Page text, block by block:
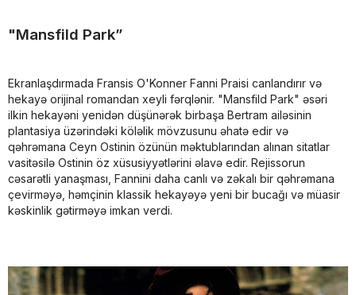
"Mansfild Park”
Ekranlaşdırmada Fransis O'Konner Fanni Praisi canlandırır və
hekayə orijinal romandan xeyli fərqlənir. "Mansfild Park" əsəri
ilkin hekayəni yenidən düşünərək birbaşa Bertram ailəsinin
plantasiya üzərindəki köləlik mövzusunu əhatə edir və
qəhrəmana Ceyn Ostinin özünün məktublarından alınan sitatlar
vasitəsilə Ostinin öz xüsusiyyətlərini əlavə edir. Rejissorun
cəsarətli yanaşması, Fannini daha canlı və zəkalı bir qəhrəmana
çevirməyə, həmçinin klassik hekayəyə yeni bir bucağı və müasir
kəskinlik gətirməyə imkan verdi.